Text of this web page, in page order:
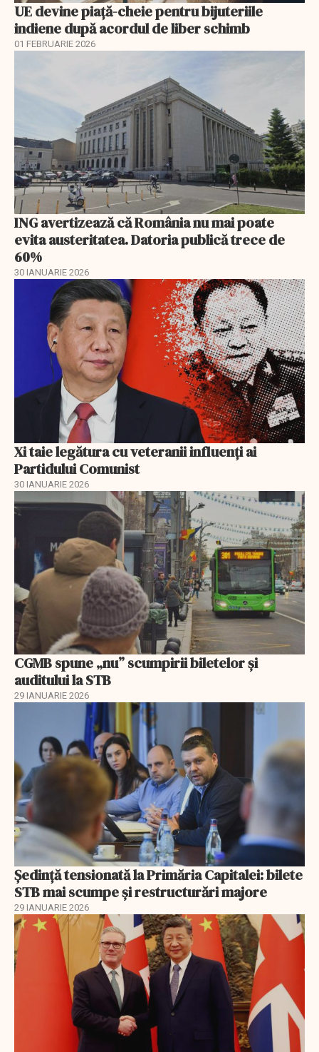
UE devine piață-cheie pentru bijuteriile
indiene după acordul de liber schimb
01 FEBRUARIE 2026
ING avertizează că România nu mai poate
evita austeritatea. Datoria publică trece de
60%
30 IANUARIE 2026
Xi taie legătura cu veteranii influenți ai
Partidului Comunist
30 IANUARIE 2026
CGMB spune „nu” scumpirii biletelor și
auditului la STB
29 IANUARIE 2026
Ședință tensionată la Primăria Capitalei: bilete
STB mai scumpe și restructurări majore
29 IANUARIE 2026